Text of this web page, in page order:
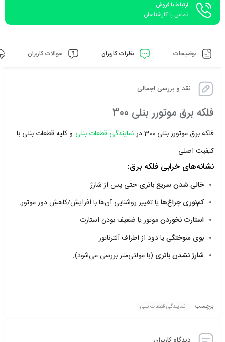
ارتباط با فروش
تماس با کارشناسان
توضیحات نظرات کاربران سوالات کاربران
نقد و بررسی اجمالی
فلکه برق موتورر بنلی 300
فلکه برق موتورر بنلی 300 در نمایندگی قطعات بنلی و کلیه قطعات بنلی با
کیفیت اصلی
نشانه‌های خرابی فلکه برق:
خالی شدن سریع باتری حتی پس از شارژ.
کم‌نوری چراغ‌هایا تغییر روشنایی آن‌ها با افزایش/کاهش دور موتور.
استارت نخوردنموتور یا ضعیف بودن استارت.
بوی سوختگییا دود از اطراف آلترناتور.
شارژ نشدن باتری (با مولتی‌متر بررسی می‌شود).
برچسب: نمایندگی قطعات بنلی